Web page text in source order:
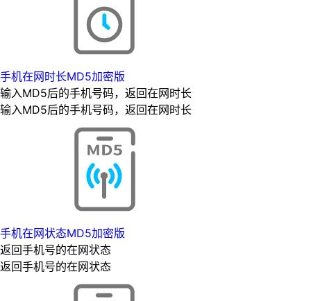
手机在网时长MD5加密版
输入MD5后的手机号码，返回在网时长
输入MD5后的手机号码，返回在网时长
手机在网状态MD5加密版
返回手机号的在网状态
返回手机号的在网状态